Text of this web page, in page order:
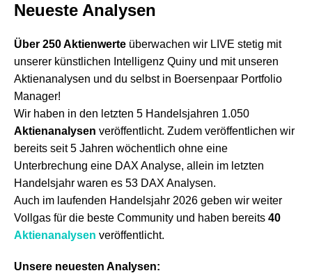
Neueste Analysen
Über 250 Aktienwerte überwachen wir LIVE stetig mit
unserer künstlichen Intelligenz Quiny und mit unseren
Aktienanalysen und du selbst in Boersenpaar Portfolio
Manager!
Wir haben in den letzten 5 Handelsjahren 1.050
Aktienanalysen veröffentlicht. Zudem veröffentlichen wir
bereits seit 5 Jahren wöchentlich ohne eine
Unterbrechung eine DAX Analyse, allein im letzten
Handelsjahr waren es 53 DAX Analysen.
Auch im laufenden Handelsjahr 2026 geben wir weiter
Vollgas für die beste Community und haben bereits 40
Aktienanalysen veröffentlicht.
Unsere neuesten Analysen: